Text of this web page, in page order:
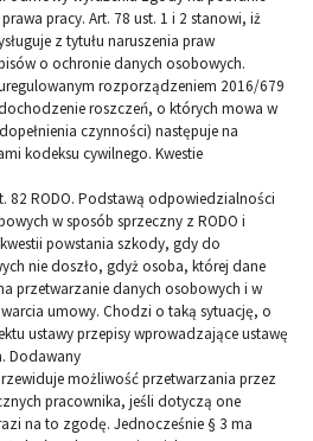
pracy. Art. 78 ust. 1 i 2 stanowi, iż
z tytułu naruszenia praw
o ochronie danych osobowych.
rozporządzeniem 2016/679
roszczeń, o których mowa w
czynności) następuje na
kodeksu cywilnego. Kwestie
82 RODO. Podstawą odpowiedzialności
w sposób sprzeczny z RODO i
powstania szkody, gdy do
nie doszło, gdyż osoba, której dane
przetwarzanie danych osobowych i w
umowy. Chodzi o taką sytuację, o
ustawy przepisy wprowadzające ustawę
Dodawany
możliwość przetwarzania przez
pracownika, jeśli dotyczą one
na to zgodę. Jednocześnie § 3 ma